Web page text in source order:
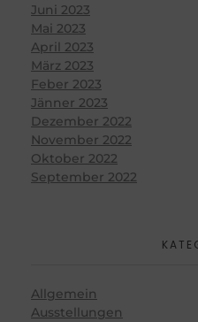
Juni 2023
Mai 2023
April 2023
März 2023
Feber 2023
Jänner 2023
Dezember 2022
November 2022
Oktober 2022
September 2022
Allgemein
Ausstellungen